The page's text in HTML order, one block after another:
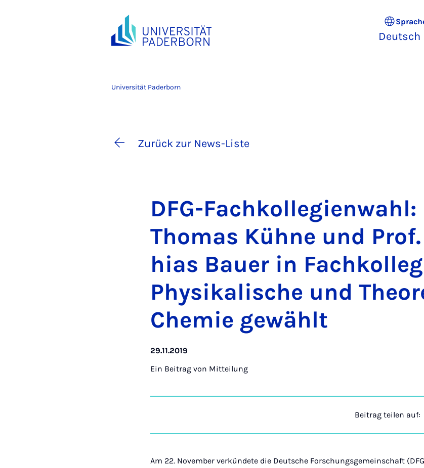
Deutsch
Universität Paderborn
Zurück zur News-Liste
DFG-Fach­kol­le­gien­wahl:
Tho­mas Küh­ne und
hi­as Bau­er in
Phy­si­ka­li­sche und
Che­mie ge­wählt
29.11.2019
Ein Beitrag von Mitteilung
Beitrag teilen auf:
Am 22. November verkündete die Deutsche Forschungsgemeinschaft